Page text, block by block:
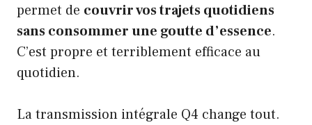
permet de couvrir vos trajets quotidiens
sans consommer une goutte d’essence.
C’est propre et terriblement efficace au
quotidien.
La transmission intégrale Q4 change tout.